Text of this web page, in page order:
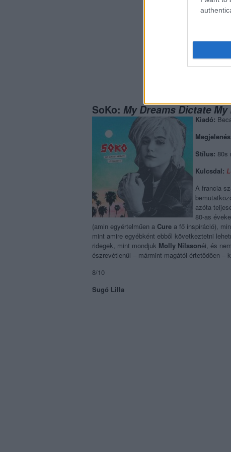
SoKo: My Dreams Dictate My
Kiadó:
Stílus: 80s
Kulcsdal:
A francia
azóta
80-as
(amin egyértelműen a Cure a fő inspiráció),
mint amire egyébként ebből következtetni
ridegek, mint mondjuk Molly Nilssonéi, és
észrevétlenül – mármint magától értetődően –
8/10
Sugó Lilla